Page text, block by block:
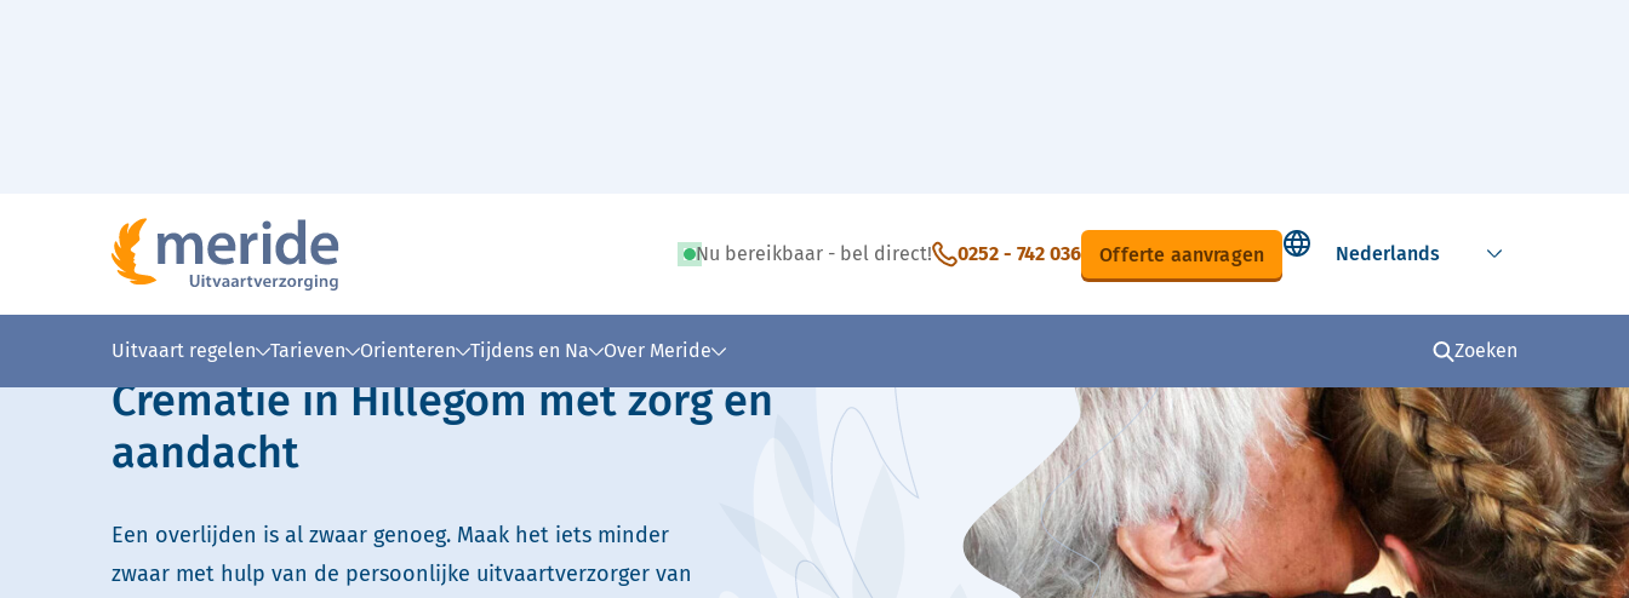
Nu bereikbaar - bel direct! 0252 - 742 036 Offerte aanvragen
Select language
Uitvaart regelen Tarieven Orienteren Tijdens en Na Over Meride Zoeken
Lees voor Uitleg woorden Simpele tekst
Crematie in Hillegom met zorg en
aandacht
Een overlijden is al zwaar genoeg. Maak het iets minder
zwaar met hulp van de persoonlijke uitvaartverzorger van